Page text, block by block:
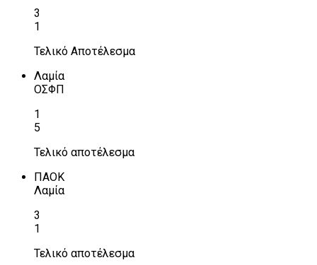
3
1
Τελικό Αποτέλεσμα
Λαμία
ΟΣΦΠ
1
5
Τελικό αποτέλεσμα
ΠΑΟΚ
Λαμία
3
1
Τελικό αποτέλεσμα